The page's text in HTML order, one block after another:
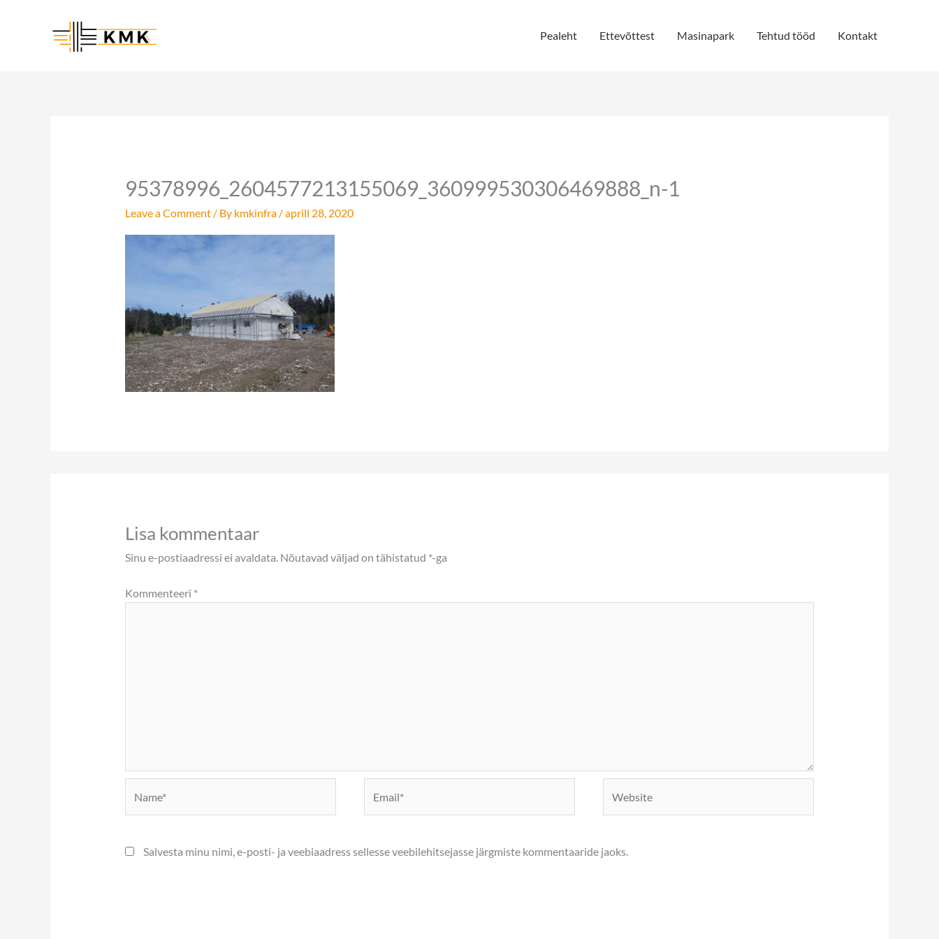
Pealeht Ettevõttest Masinapark Tehtud tööd Kontakt
95378996_2604577213155069_360999530306469888_n-1
Leave a Comment / By kmkinfra /aprill 28, 2020
Lisa kommentaar
Sinu e-postiaadressi ei avaldata. Nõutavad väljad on tähistatud *-ga
Kommenteeri *
Salvesta minu nimi, e-posti- ja veebiaadress sellesse veebilehitsejasse järgmiste kommentaaride jaoks.